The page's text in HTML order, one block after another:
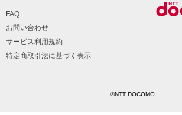
FAQ
お問い合わせ
サービス利用規約
特定商取引法に基づく表示
©NTT DOCOMO